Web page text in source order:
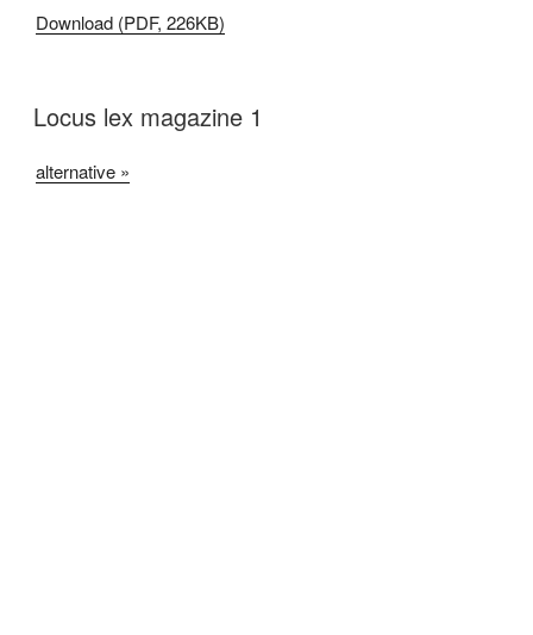
Download (PDF, 226KB)
Locus lex magazine 1
alternative »